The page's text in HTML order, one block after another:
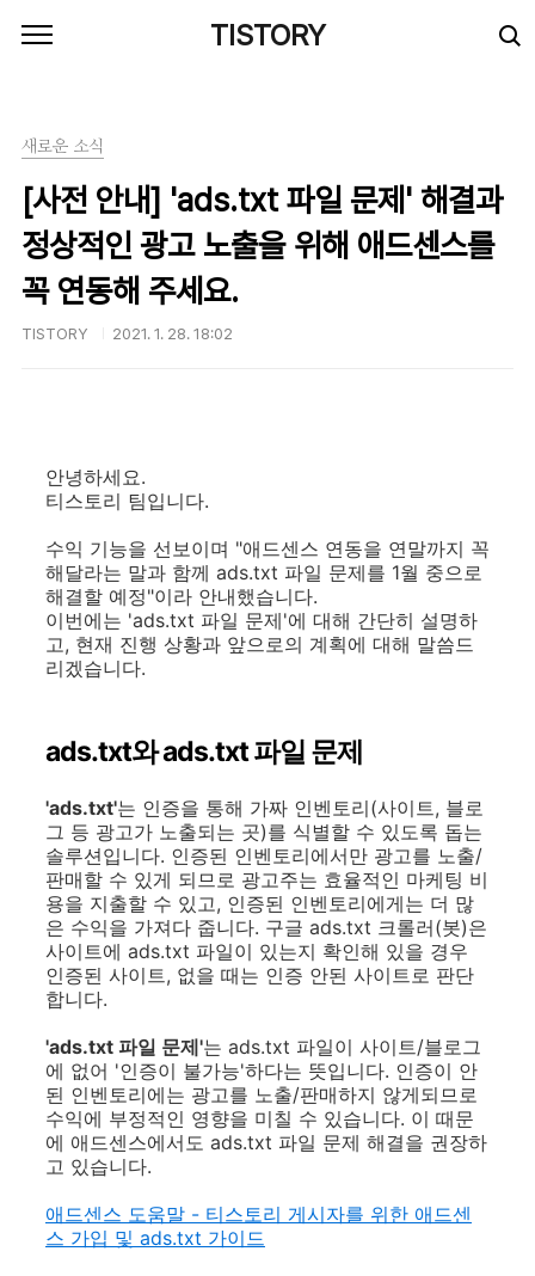
TISTORY
새로운 소식
[사전 안내] 'ads.txt 파일 문제' 해결과
정상적인 광고 노출을 위해 애드센스를
꼭 연동해 주세요.
TISTORY 2021. 1. 28. 18:02
안녕하세요.
티스토리 팀입니다.
수익 기능을 선보이며 "애드센스 연동을 연말까지 꼭
해달라는 말과 함께 ads.txt 파일 문제를 1월 중으로
해결할 예정"이라 안내했습니다.
이번에는 'ads.txt 파일 문제'에 대해 간단히 설명하
고, 현재 진행 상황과 앞으로의 계획에 대해 말씀드
리겠습니다.
ads.txt와 ads.txt 파일 문제
'ads.txt'는 인증을 통해 가짜 인벤토리(사이트, 블로
그 등 광고가 노출되는 곳)를 식별할 수 있도록 돕는
솔루션입니다. 인증된 인벤토리에서만 광고를 노출/
판매할 수 있게 되므로 광고주는 효율적인 마케팅 비
용을 지출할 수 있고, 인증된 인벤토리에게는 더 많
은 수익을 가져다 줍니다. 구글 ads.txt 크롤러(봇)은
사이트에 ads.txt 파일이 있는지 확인해 있을 경우
인증된 사이트, 없을 때는 인증 안된 사이트로 판단
합니다.
'ads.txt 파일 문제'는 ads.txt 파일이 사이트/블로그
에 없어 '인증이 불가능'하다는 뜻입니다. 인증이 안
된 인벤토리에는 광고를 노출/판매하지 않게되므로
수익에 부정적인 영향을 미칠 수 있습니다. 이 때문
에 애드센스에서도 ads.txt 파일 문제 해결을 권장하
고 있습니다.
애드센스 도움말 - 티스토리 게시자를 위한 애드센
스 가입 및 ads.txt 가이드